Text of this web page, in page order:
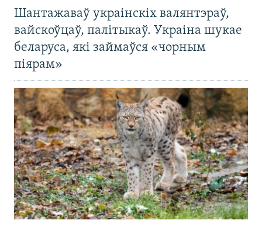
Шантажаваў украінскіх валянтэраў,
вайскоўцаў, палітыкаў. Украіна шукае
беларуса, які займаўся «чорным
піярам»